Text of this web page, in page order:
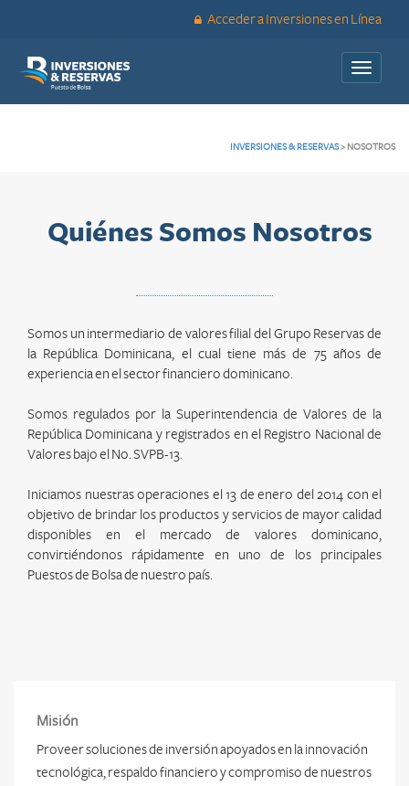
Acceder a Inversiones en Línea
Toggle
INVERSIONES & RESERVAS> NOSOTROS
Quiénes Somos Nosotros
Somos un intermediario de valores filial del Grupo Reservas de
la República Dominicana, el cual tiene más de 75 años de
experiencia en el sector financiero dominicano.
Somos regulados por la Superintendencia de Valores de la
República Dominicana y registrados en el Registro Nacional de
Valores bajo el No. SVPB-13.
Iniciamos nuestras operaciones el 13 de enero del 2014 con el
objetivo de brindar los productos y servicios de mayor calidad
disponibles en el mercado de valores dominicano,
convirtiéndonos rápidamente en uno de los principales
Puestos de Bolsa de nuestro país.
Misión
Proveer soluciones de inversión apoyados en la innovación
tecnológica, respaldo financiero y compromiso de nuestros